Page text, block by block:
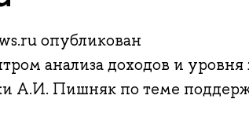
опубликован
анализа доходов и
А.И. Пишняк по теме